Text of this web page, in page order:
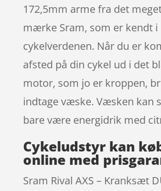
172,5mm arme fra det
mærke Sram, som er kendt i
cykelverdenen. Når du er
afsted på din cykel ud i det
motor, som jo er kroppen,
indtage væske. Væsken kan
bare være energidrik med
Cykeludstyr kan
online med
Sram Rival AXS – Kranksæt